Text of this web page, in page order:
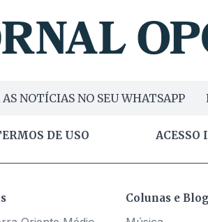
AS NOTÍCIAS NO SEU WHATSAPP
DE USO ACESSO
Colunas e